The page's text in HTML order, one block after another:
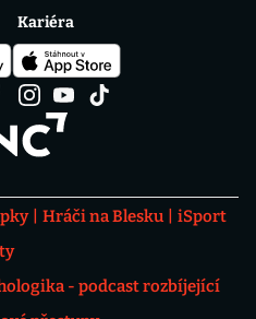
Hráči na Blesku
iSport
- podcast rozbíjející
Kariéra